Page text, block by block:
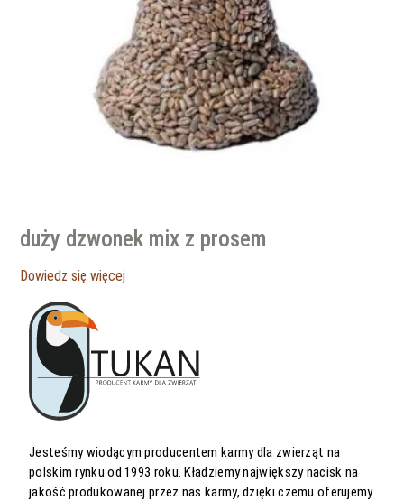
duży dzwonek mix z prosem
Dowiedz się więcej
Jesteśmy wiodącym producentem karmy dla zwierząt na
polskim rynku od 1993 roku. Kładziemy największy nacisk na
jakość produkowanej przez nas karmy, dzięki czemu oferujemy